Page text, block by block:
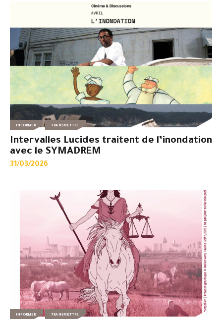
INFORMER TRANSMETTRE
Intervalles Lucides traitent de l’inondation
avec le SYMADREM
31/03/2026
INFORMER TRANSMETTRE